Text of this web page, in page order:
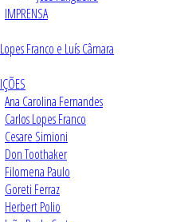
IMPRENSA
Franco e Luís Câmara
Ana Carolina Fernandes
Carlos Lopes Franco
Cesare Simioni
Don Toothaker
Filomena Paulo
Goreti Ferraz
Herbert Polio